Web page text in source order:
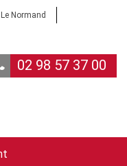
Normand
02 98 57 37 00